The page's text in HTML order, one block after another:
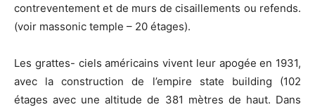
contreventement et de murs de cisaillements ou refends.
(voir massonic temple – 20 étages).
Les grattes- ciels américains vivent leur apogée en 1931,
avec la construction de l’empire state building (102
étages avec une altitude de 381 mètres de haut. Dans